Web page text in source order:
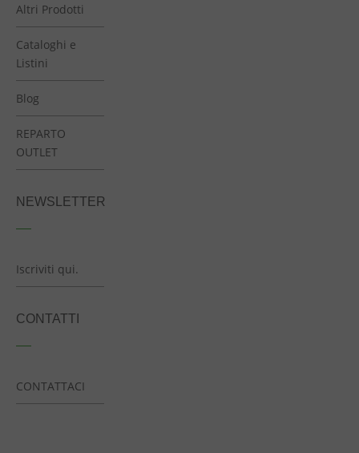
Altri Prodotti
Cataloghi e
Listini
Blog
REPARTO
OUTLET
NEWSLETTER
Iscriviti qui.
CONTATTI
CONTATTACI